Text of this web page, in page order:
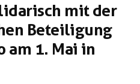
mit der
Beteiligung
am 1. Mai in